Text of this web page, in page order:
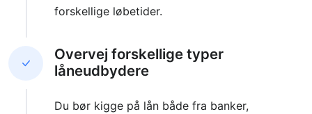
forskellige løbetider.
Overvej forskellige typer
låneudbydere
Du bør kigge på lån både fra banker,